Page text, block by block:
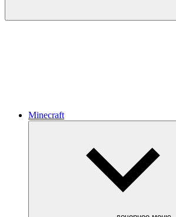
Minecraft